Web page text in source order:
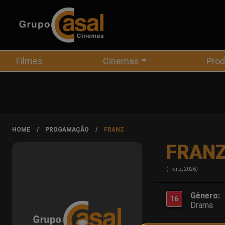
Filmes Cinemas
HOME PROGAMAÇÃO FRANZ
(Franz, 2026)
16
Gênero:
Drama